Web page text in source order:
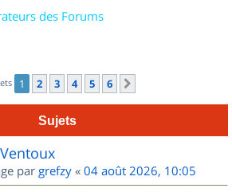
des Forums
1 2 3 4 5 6
Sujets
par grefzy « 04 août 2026, 10:05